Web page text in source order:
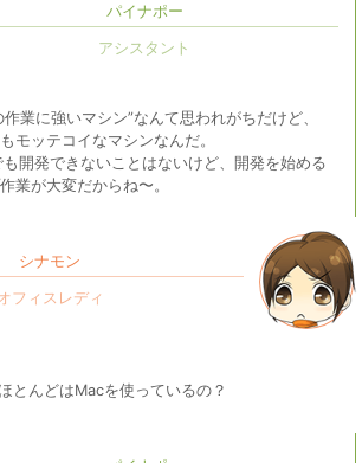
パイナポー
業に強いマシン”なんて思われがちだけど、
モッテコイなマシンなんだ。
開発できないことはないけど、開発を始める
業が大変だからね〜。
シナモン
とんどはMacを使っているの？